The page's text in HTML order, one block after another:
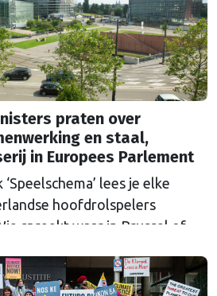
praten over
en staal,
in Europees Parlement
lees je elke
hoofdrolspelers
spreekt waar in Brussel of